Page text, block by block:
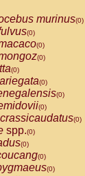
murinus(0)
(0)
(0)
(0)
(0)
(0)
(0)
(0)
(0)
spp.(0)
(0)
(0)
(0)